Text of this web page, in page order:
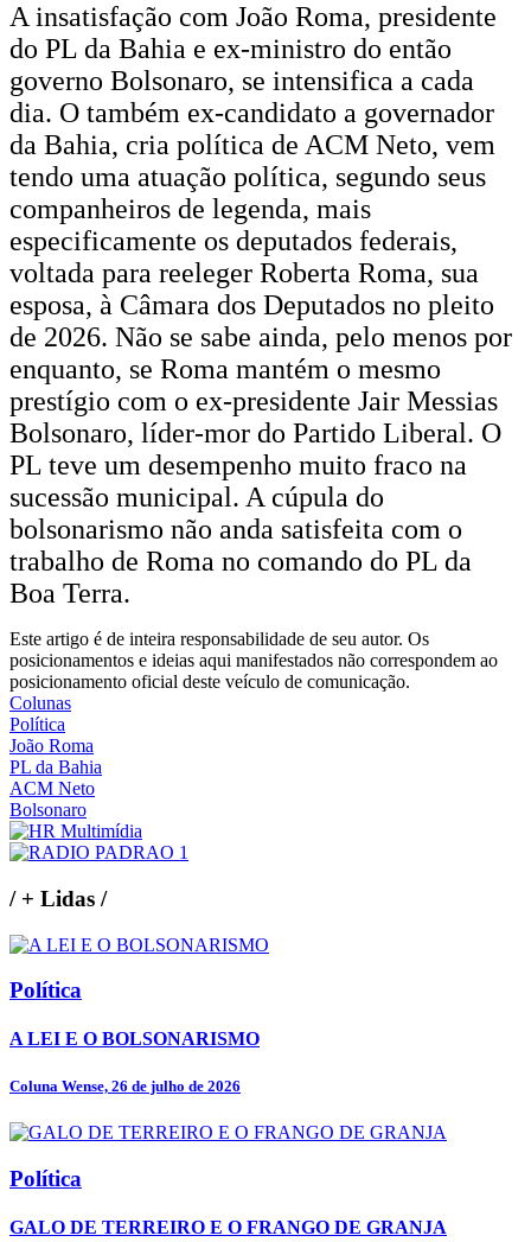
A insatisfação com João Roma, presidente
do PL da Bahia e ex-ministro do então
governo Bolsonaro, se intensifica a cada
dia. O também ex-candidato a governador
da Bahia, cria política de ACM Neto, vem
tendo uma atuação política, segundo seus
companheiros de legenda, mais
especificamente os deputados federais,
voltada para reeleger Roberta Roma, sua
esposa, à Câmara dos Deputados no pleito
de 2026. Não se sabe ainda, pelo menos por
enquanto, se Roma mantém o mesmo
prestígio com o ex-presidente Jair Messias
Bolsonaro, líder-mor do Partido Liberal. O
PL teve um desempenho muito fraco na
sucessão municipal. A cúpula do
bolsonarismo não anda satisfeita com o
trabalho de Roma no comando do PL da
Boa Terra.
Este artigo é de inteira responsabilidade de seu autor. Os
posicionamentos e ideias aqui manifestados não correspondem ao
posicionamento oficial deste veículo de comunicação.
Colunas
Política
João Roma
PL da Bahia
ACM Neto
Bolsonaro
/+ Lidas /
Política
A LEI E O BOLSONARISMO
Coluna Wense, 26 de julho de 2026
Política
GALO DE TERREIRO E O FRANGO DE GRANJA